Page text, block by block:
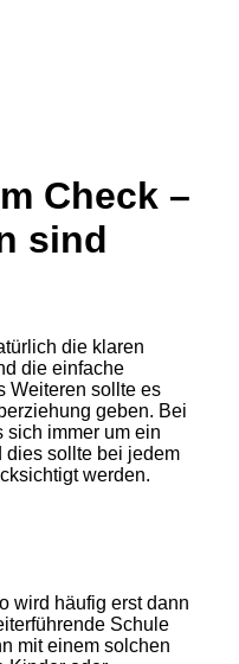
Check –
sind
die klaren
die einfache
Weiteren sollte es
geben. Bei
sich immer um ein
dies sollte bei jedem
werden.
wird häufig erst dann
Schule
mit einem solchen